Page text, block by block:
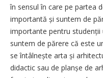
în sensul în care pe partea
importantă și suntem de
importante pentru stu­denții
suntem de părere că este
se întâlnește arta și
didactic sau de planșe de